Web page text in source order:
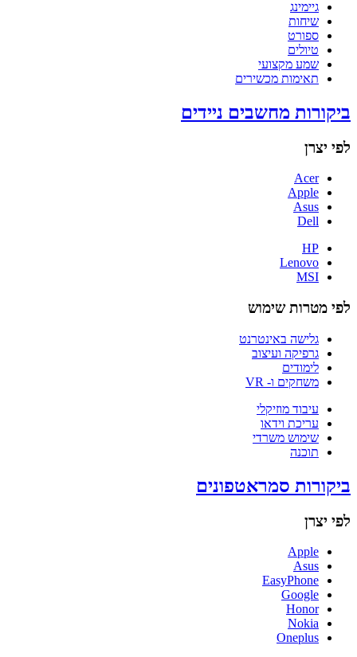
גיימינג
שיחות
ספורט
טיולים
שמע מקצועי
תאימות מכשירים
ביקורות מחשבים ניידים
לפי יצרן
Acer
Apple
Asus
Dell
HP
Lenovo
MSI
לפי מטרות שימוש
גלישה באינטרנט
גרפיקה ועיצוב
לימודים
משחקים ו- VR
עיבוד מוזיקלי
עריכת וידאו
שימוש משרדי
תוכנה
ביקורות סמראטפונים
לפי יצרן
Apple
Asus
EasyPhone
Google
Honor
Nokia
Oneplus